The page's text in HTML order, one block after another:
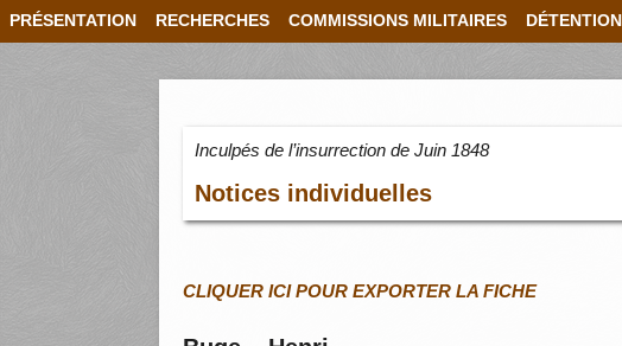
PRÉSENTATION RECHERCHES COMMISSIONS MILITAIRES
Inculpés de l’insurrection de Juin 1848
Notices individuelles
CLIQUER ICI POUR EXPORTER LA FICHE